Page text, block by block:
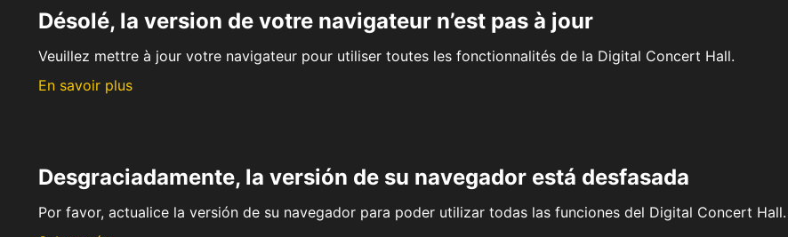
Désolé, la version de votre navigateur n’est pas à jour
Veuillez mettre à jour votre navigateur pour utiliser toutes les fonctionnalités de la Digital Concert Hall.
En savoir plus
Desgraciadamente, la versión de su navegador está desfasada
Por favor, actualice la versión de su navegador para poder utilizar todas las funciones del Digital Concert Hall.